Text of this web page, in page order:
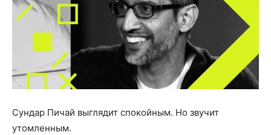
Сундар Пичай выглядит спокойным. Но звучит
утомленным.